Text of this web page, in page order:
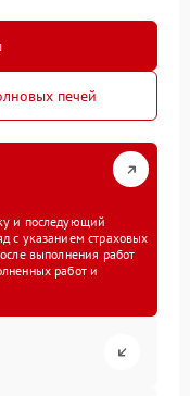
печей
и последующий
с указанием страховых
выполнения работ
работ и